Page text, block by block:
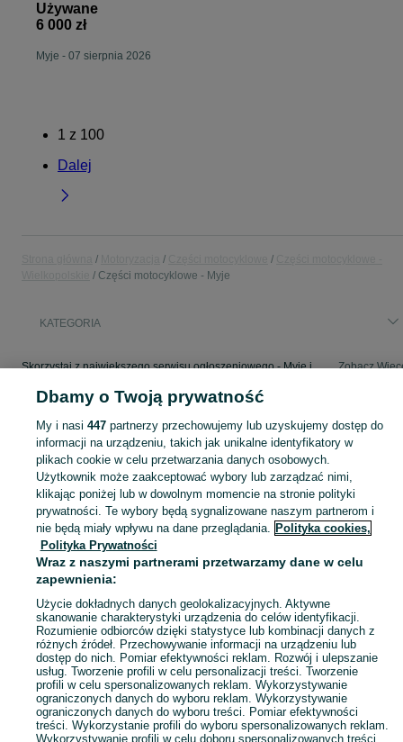
Używane
6 000 zł
Myje - 07 sierpnia 2026
1 z 100
Dalej
Części motocyklowe - Myje
KATEGORIA
Skorzystaj z największego serwisu ogłoszeniowego - Myje i okolice! - kupuj lub sprzedawaj jeszcze wygodniej w kategorii Części motocyklowe! Zobacz
Mapa kategorii
Mapa miejscowości
Mapa ministron
Popularne wyszukiwania
Dbamy o Twoją prywatność
My i nasi 447partnerzy przechowujemy lub uzyskujemy dostęp do
informacji na urządzeniu, takich jak unikalne identyfikatory w
plikach cookie w celu przetwarzania danych osobowych.
Użytkownik może zaakceptować wybory lub zarządzać nimi,
klikając poniżej lub w dowolnym momencie na stronie polityki
prywatności. Te wybory będą sygnalizowane naszym partnerom i
nie będą miały wpływu na dane przeglądania. Polityka cookies,
Polityka Prywatności
Wraz z naszymi partnerami przetwarzamy dane w celu
zapewnienia:
Użycie dokładnych danych geolokalizacyjnych. Aktywne
skanowanie charakterystyki urządzenia do celów identyfikacji.
Rozumienie odbiorców dzięki statystyce lub kombinacji danych z
różnych źródeł. Przechowywanie informacji na urządzeniu lub
dostęp do nich. Pomiar efektywności reklam. Rozwój i ulepszanie
usług. Tworzenie profili w celu personalizacji treści. Tworzenie
profili w celu spersonalizowanych reklam. Wykorzystywanie
ograniczonych danych do wyboru reklam. Wykorzystywanie
ograniczonych danych do wyboru treści. Pomiar efektywności
treści. Wykorzystanie profili do wyboru spersonalizowanych reklam.
Wykorzystywanie profili w celu doboru spersonalizowanych treści.